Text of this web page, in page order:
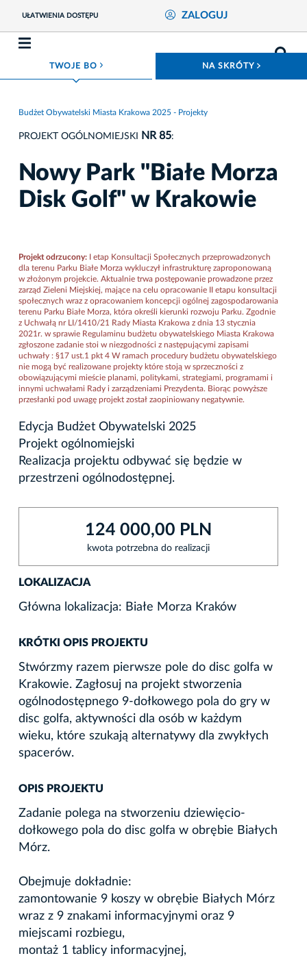
UŁATWIENIA DOSTĘPU ZALOGUJ
TWOJE BO ROZWIŃ MENU NA SKRÓTY
Budżet Obywatelski Miasta Krakowa 2025 - Projekty
PROJEKT OGÓLNOMIEJSKI NR 85:
Nowy Park "Białe Morza
Disk Golf" w Krakowie
Projekt odrzucony: I etap Konsultacji Społecznych przeprowadzonych
dla terenu Parku Białe Morza wykluczył infrastrukturę zaproponowaną
w złożonym projekcie. Aktualnie trwa postępowanie prowadzone przez
zarząd Zieleni Miejskiej, mające na celu opracowanie II etapu konsultacji
społecznych wraz z opracowaniem koncepcji ogólnej zagospodarowania
terenu Parku Białe Morza, która określi kierunki rozwoju Parku. Zgodnie
z Uchwałą nr LI/1410/21 Rady Miasta Krakowa z dnia 13 stycznia
2021r. w sprawie Regulaminu budżetu obywatelskiego Miasta Krakowa
zgłoszone zadanie stoi w niezgodności z następującymi zapisami
uchwały : §17 ust.1 pkt 4 W ramach procedury budżetu obywatelskiego
nie mogą być realizowane projekty które stoją w sprzeczności z
obowiązującymi mieście planami, politykami, strategiami, programami i
innymi uchwałami Rady i zarządzeniami Prezydenta. Biorąc powyższe
przesłanki pod uwagę projekt został zaopiniowany negatywnie.
Edycja Budżet Obywatelski 2025
Projekt ogólnomiejski
Realizacja projektu odbywać się będzie w
przestrzeni ogólnodostępnej.
124 000,00 PLN
kwota potrzebna do realizacji
LOKALIZACJA
Główna lokalizacja: Białe Morza Kraków
KRÓTKI OPIS PROJEKTU
Stwórzmy razem pierwsze pole do disc golfa w
Krakowie. Zagłosuj na projekt stworzenia
ogólnodostępnego 9-dołkowego pola do gry w
disc golfa, aktywności dla osób w każdym
wieku, które szukają alternatywy dla zwykłych
spacerów.
OPIS PROJEKTU
Zadanie polega na stworzeniu dziewięcio-
dołkowego pola do disc golfa w obrębie Białych
Mórz.
Obejmuje dokładnie:
zamontowanie 9 koszy w obrębie Białych Mórz
wraz z 9 znakami informacyjnymi oraz 9
miejscami rozbiegu,
montaż 1 tablicy informacyjnej,